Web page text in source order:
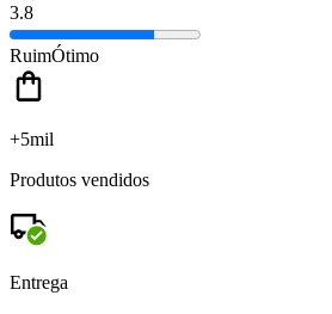
3.8
RuimÓtimo
+5mil
Produtos vendidos
Entrega